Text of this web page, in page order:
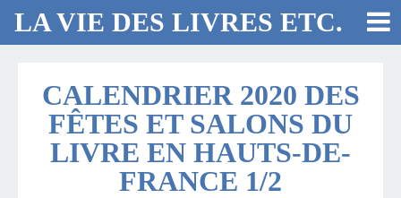
LA VIE DES LIVRES ETC.
CALENDRIER 2020 DES
FÊTES ET SALONS DU
LIVRE EN HAUTS-DE-
FRANCE 1/2